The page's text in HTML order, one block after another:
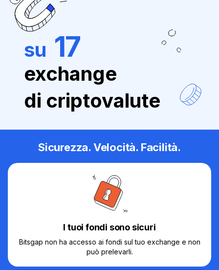
su 17
exchange
di criptovalute
Sicurezza. Velocità. Facilità.
I tuoi fondi sono sicuri
Bitsgap non ha accesso ai fondi sul tuo exchange e non
può prelevarli.